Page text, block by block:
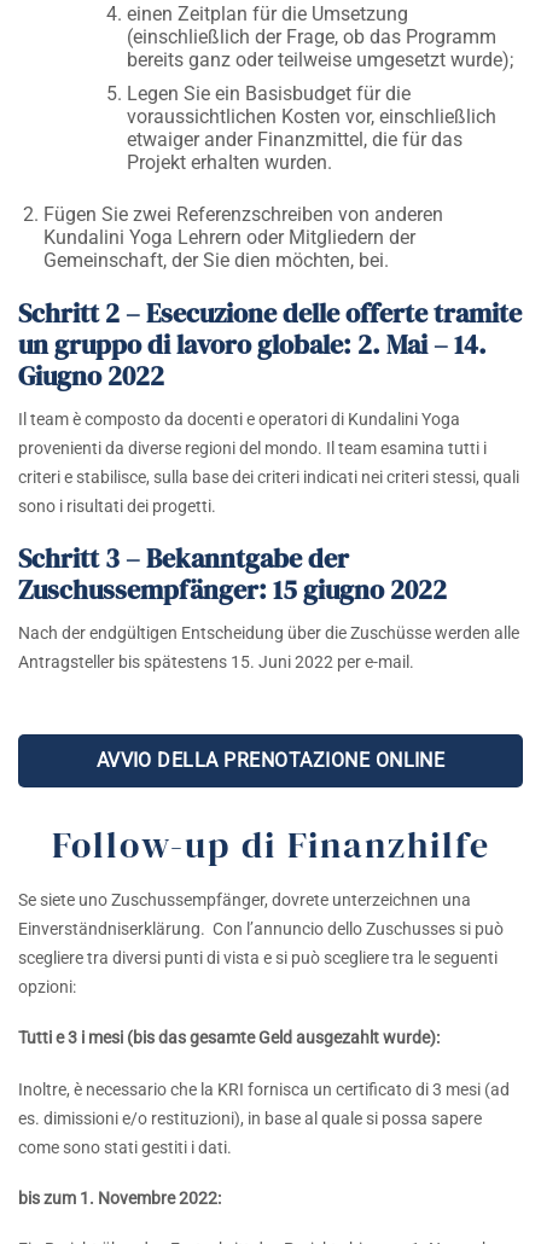
einen Zeitplan für die Umsetzung
(einschließlich der Frage, ob das Programm
bereits ganz oder teilweise umgesetzt wurde);
Legen Sie ein Basisbudget für die
voraussichtlichen Kosten vor, einschließlich
etwaiger ander Finanzmittel, die für das
Projekt erhalten wurden.
Fügen Sie zwei Referenzschreiben von anderen
Kundalini Yoga Lehrern oder Mitgliedern der
Gemeinschaft, der Sie dien möchten, bei.
Schritt 2 – Esecuzione delle offerte tramite
un gruppo di lavoro globale: 2. Mai – 14.
Giugno 2022
Il team è composto da docenti e operatori di Kundalini Yoga
provenienti da diverse regioni del mondo. Il team esamina tutti i
criteri e stabilisce, sulla base dei criteri indicati nei criteri stessi, quali
sono i risultati dei progetti.
Schritt 3 – Bekanntgabe der
Zuschussempfänger: 15 giugno 2022
Nach der endgültigen Entscheidung über die Zuschüsse werden alle
Antragsteller bis spätestens 15. Juni 2022 per e-mail.
AVVIO DELLA PRENOTAZIONE ONLINE
Follow-up di Finanzhilfe
Se siete uno Zuschussempfänger, dovrete unterzeichnen una
Einverständniserklärung. Con l’annuncio dello Zuschusses si può
scegliere tra diversi punti di vista e si può scegliere tra le seguenti
opzioni:
Tutti e 3 i mesi (bis das gesamte Geld ausgezahlt wurde):
Inoltre, è necessario che la KRI fornisca un certificato di 3 mesi (ad
es. dimissioni e/o restituzioni), in base al quale si possa sapere
come sono stati gestiti i dati.
bis zum 1. Novembre 2022: